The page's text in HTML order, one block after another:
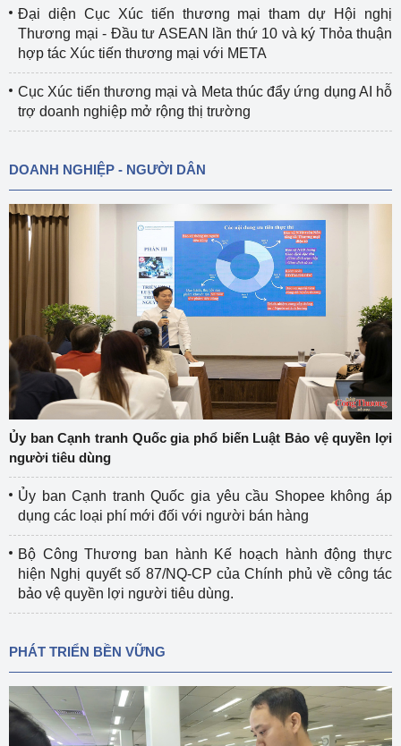
Đại diện Cục Xúc tiến thương mại tham dự Hội nghị
Thương mại - Đầu tư ASEAN lần thứ 10 và ký Thỏa thuận
hợp tác Xúc tiến thương mại với META
Cục Xúc tiến thương mại và Meta thúc đẩy ứng dụng AI hỗ
trợ doanh nghiệp mở rộng thị trường
DOANH NGHIỆP - NGƯỜI DÂN
Ủy ban Cạnh tranh Quốc gia phổ biến Luật Bảo vệ quyền lợi
người tiêu dùng
Ủy ban Cạnh tranh Quốc gia yêu cầu Shopee không áp
dụng các loại phí mới đối với người bán hàng
Bộ Công Thương ban hành Kế hoạch hành động thực
hiện Nghị quyết số 87/NQ-CP của Chính phủ về công tác
bảo vệ quyền lợi người tiêu dùng.
PHÁT TRIỂN BỀN VỮNG